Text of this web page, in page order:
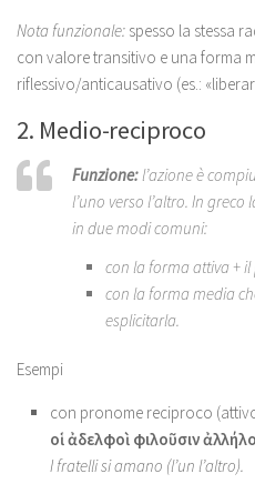
Nota funzionale: spesso la stessa
con valore transitivo e una forma
riflessivo/anticausativo (es.:
2. Medio-reciproco
Funzione: l’azione è
l’uno verso l’altro. In
in due modi comuni:
con la forma attiva +
con la forma media
esplicitarla.
Esempi
con pronome reciproco
οἱ ἀδελφοὶ φιλοῦσιν
I fratelli si amano (l’un l’altro).